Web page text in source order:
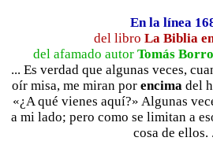
En la línea
del libro La Biblia
del afamado autor Tomás
... Es verdad que algunas veces,
oír misa, me miran por encimadel
«¿A qué vienes aquí?» Algunas
a mi lado; pero como se limitan a
cosa de ellos.